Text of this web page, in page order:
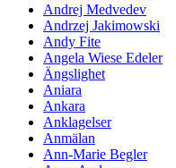
Andrej Medvedev
Andrzej Jakimowski
Andy Fite
Angela Wiese Edeler
Ängslighet
Aniara
Ankara
Anklagelser
Anmälan
Ann-Marie Begler